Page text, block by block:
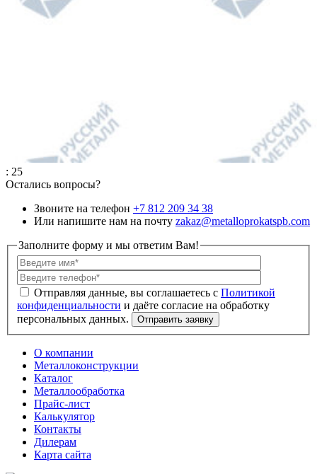
: 25
Остались вопросы?
Звоните на телефон +7 812 209 34 38
Или напишите нам на почту zakaz@metalloprokatspb.com
Заполните форму и мы ответим Вам!
Политикой
конфиденциальности
О компании
Металлоконструкции
Каталог
Металлообработка
Прайс-лист
Калькулятор
Контакты
Дилерам
Карта сайта